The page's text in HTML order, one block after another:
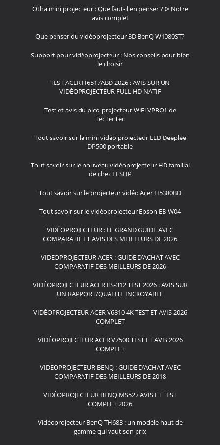
Otha mini projecteur : Que faut-il en penser ? ᐅ Notre
avis complet
Que penser du vidéoprojecteur 3D BenQ W1080ST?
Support pour vidéoprojecteur : Nos conseils pour bien
le choisir
TEST ACER H6517ABD 2026 : AVIS SUR UN
VIDÉOPROJECTEUR FULL HD NATIF
Test et avis du pico-projecteur WiFi VPRO1 de
TecTecTec
Tout savoir sur le mini vidéo projecteur LED Deeplee
DP500 portable
Tout savoir sur le nouveau vidéoprojecteur HD familial
de chez LESHP
Tout savoir sur le projecteur vidéo Acer H5380BD
Tout savoir sur le vidéoprojecteur Epson EB-W04
VIDÉOPROJECTEUR : LE GRAND GUIDE AVEC
COMPARATIF ET AVIS DES MEILLEURS DE 2026
VIDEOPROJECTEUR ACER : GUIDE D’ACHAT AVEC
COMPARATIF DES MEILLEURS DE 2026
VIDÉOPROJECTEUR ACER BS-312 TEST 2026 : AVIS SUR
UN RAPPORT/QUALITE INCROYABLE
VIDÉOPROJECTEUR ACER V6810 4K TEST ET AVIS 2026
COMPLET
VIDÉOPROJECTEUR ACER V7500 TEST ET AVIS 2026
COMPLET
VIDEOPROJECTEUR BENQ : GUIDE D’ACHAT AVEC
COMPARATIF DES MEILLEURS DE 2018
VIDÉOPROJECTEUR BENQ MS527 AVIS ET TEST
COMPLET 2026
Vidéoprojecteur BenQ TH683 : un modèle haut de
gamme qui vaut son prix